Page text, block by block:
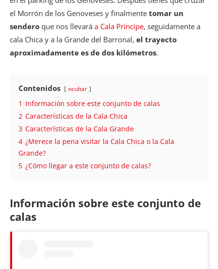
el Morrón de los Genoveses y finalmente tomar un
sendero que nos llevará a Cala Príncipe, seguidamente a
cala Chica y a la Grande del Barronal, el trayecto
aproximadamente es de dos kilómetros.
Contenidos ocultar
1 Información sobre este conjunto de calas
2 Características de la Cala Chica
3 Características de la Cala Grande
4 ¿Merece la pena visitar la Cala Chica o la Cala
Grande?
5 ¿Cómo llegar a este conjunto de calas?
Información sobre este conjunto de
calas